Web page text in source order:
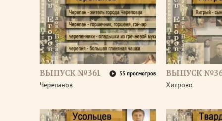
ВЫПУСК №361 55 просмотров
Черепанов
ВЫПУСК
Хитрово